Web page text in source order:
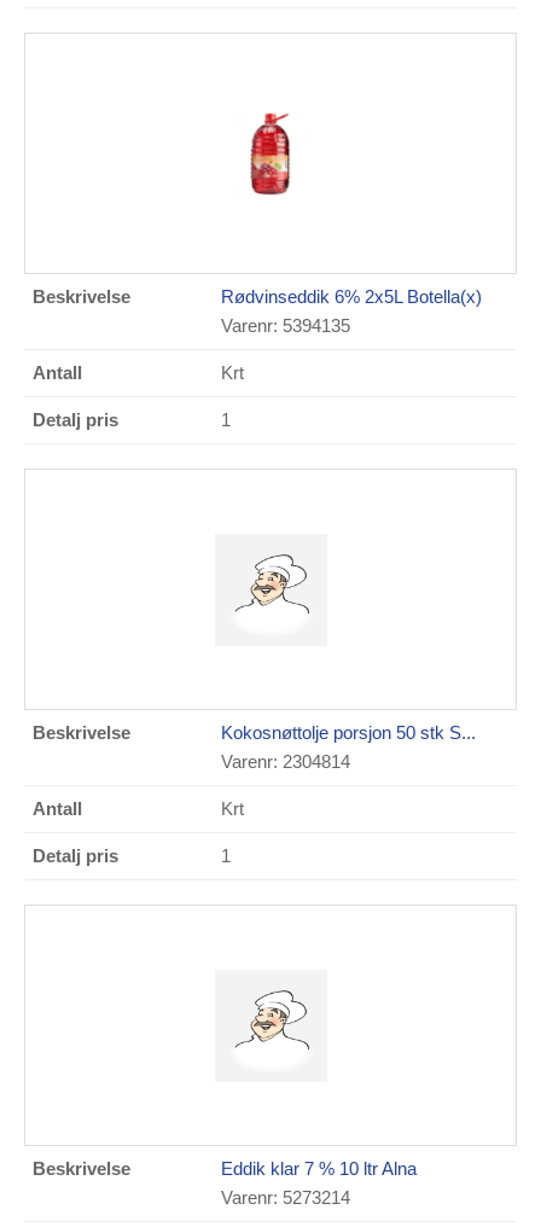
Rødvinseddik 6% 2x5L Botella(x)
Varenr: 5394135
Krt
1
Kokosnøttolje porsjon 50 stk S...
Varenr: 2304814
Krt
1
Eddik klar 7 % 10 ltr Alna
Varenr: 5273214